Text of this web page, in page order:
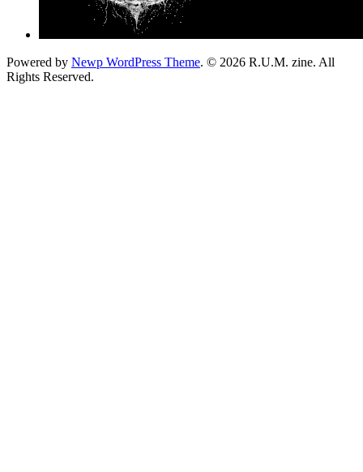
Powered by Newp WordPress Theme. © 2026 R.U.M. zine. All
Rights Reserved.